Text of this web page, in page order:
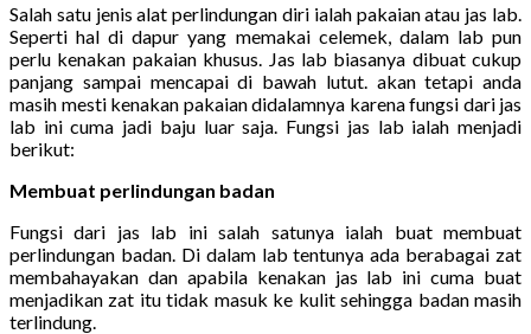
Salah satu jenis alat perlindungan diri ialah pakaian atau jas lab.
Seperti hal di dapur yang memakai celemek, dalam lab pun
perlu kenakan pakaian khusus. Jas lab biasanya dibuat cukup
panjang sampai mencapai di bawah lutut. akan tetapi anda
masih mesti kenakan pakaian didalamnya karena fungsi dari jas
lab ini cuma jadi baju luar saja. Fungsi jas lab ialah menjadi
berikut:
Membuat perlindungan badan
Fungsi dari jas lab ini salah satunya ialah buat membuat
perlindungan badan. Di dalam lab tentunya ada berabagai zat
membahayakan dan apabila kenakan jas lab ini cuma buat
menjadikan zat itu tidak masuk ke kulit sehingga badan masih
terlindung.